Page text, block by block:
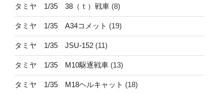
タミヤ 1/35 38（ｔ）戦車 (8)
タミヤ 1/35 A34コメット (19)
タミヤ 1/35 JSU-152 (11)
タミヤ 1/35 M10駆逐戦車 (13)
タミヤ 1/35 M18ヘルキャット (18)